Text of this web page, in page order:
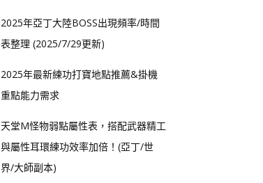
2025年亞丁大陸BOSS出現頻率/時間
表整理 (2025/7/29更新)
2025年最新練功打寶地點推薦&掛機
重點能力需求
天堂M怪物弱點屬性表，搭配武器精工
與屬性耳環練功效率加倍！(亞丁/世
界/大師副本)